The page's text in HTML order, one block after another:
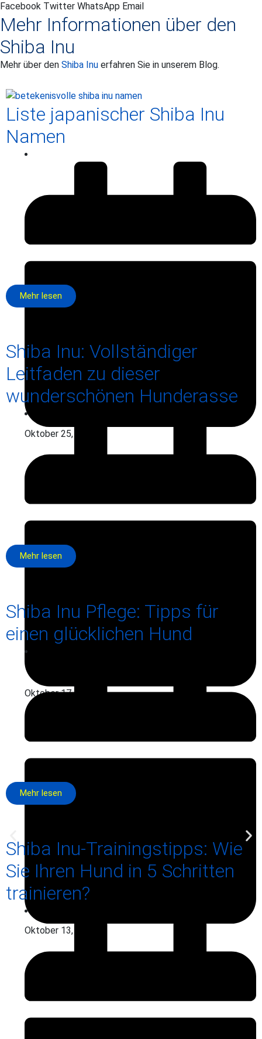
Facebook Twitter WhatsApp Email
Mehr Informationen über den
Shiba Inu
Mehr über den Shiba Inu erfahren Sie in unserem Blog.
Liste japanischer Shiba Inu
Namen
Oktober 25, 2025
Mehr lesen
Shiba Inu: Vollständiger
Leitfaden zu dieser
wunderschönen Hunderasse
Oktober 17, 2025
Mehr lesen
Shiba Inu Pflege: Tipps für
einen glücklichen Hund
Oktober 13, 2025
Mehr lesen
Shiba Inu-Trainingstipps: Wie
Sie Ihren Hund in 5 Schritten
trainieren?